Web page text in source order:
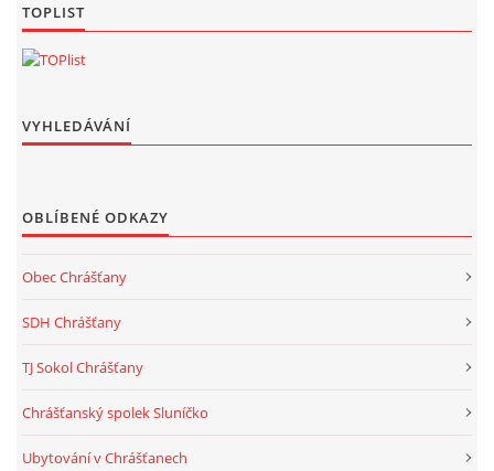
TOPLIST
VYHLEDÁVÁNÍ
OBLÍBENÉ ODKAZY
Obec Chrášťany
SDH Chrášťany
TJ Sokol Chrášťany
Chrášťanský spolek Sluníčko
Ubytování v Chrášťanech